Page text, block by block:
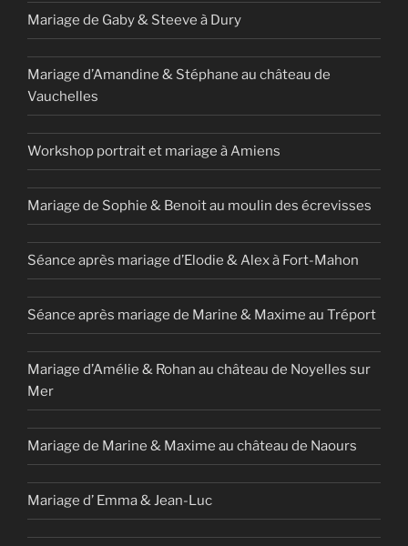
Mariage de Gaby & Steeve à Dury
Mariage d’Amandine & Stéphane au château de
Vauchelles
Workshop portrait et mariage à Amiens
Mariage de Sophie & Benoit au moulin des écrevisses
Séance après mariage d’Elodie & Alex à Fort-Mahon
Séance après mariage de Marine & Maxime au Tréport
Mariage d’Amélie & Rohan au château de Noyelles sur
Mer
Mariage de Marine & Maxime au château de Naours
Mariage d’ Emma & Jean-Luc